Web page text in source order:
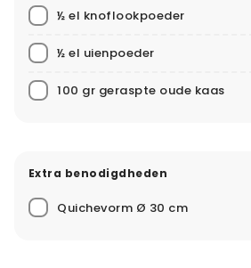
½ el knoflookpoeder
½ el uienpoeder
100 gr geraspte oude kaas
Extra benodigdheden
Quichevorm Ø 30 cm